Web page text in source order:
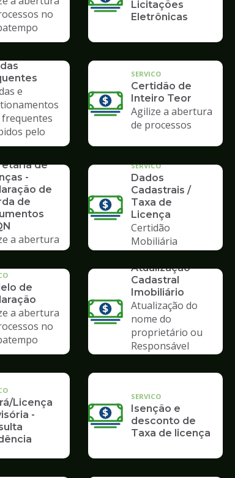
no
Licitações
Eletrônicas
e
frequentes
pelo
SERVICO
Certidão de
Inteiro Teor
Agilize a abertura
de processos
de
-
de
de
a abertura
no
SERVICO
Dados
Cadastrais /
Taxa de
Licença
Certidão
Mobiliária
de
a abertura
no
Atualização
Cadastral
Imobiliário
Atualização do
nome do
proprietário ou
Responsável
Licença
-
SERVICO
Isenção e
desconto de
Taxa de licença